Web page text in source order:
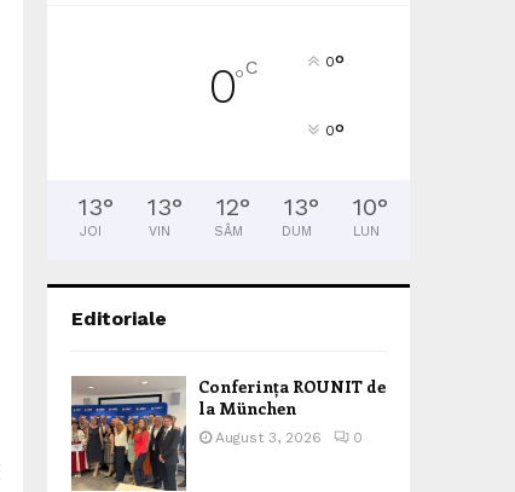
0°C 0°
0°
13°
JOI
13°
VIN
12°
SÂM
13°
DUM
10°
LUN
Editoriale
Conferința ROUNIT de
la München
August 3, 2026 0